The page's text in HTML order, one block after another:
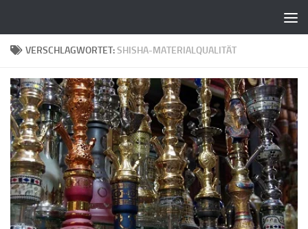
VERSCHLAGWORTET:SHISHA-MATERIALQUALITÄT